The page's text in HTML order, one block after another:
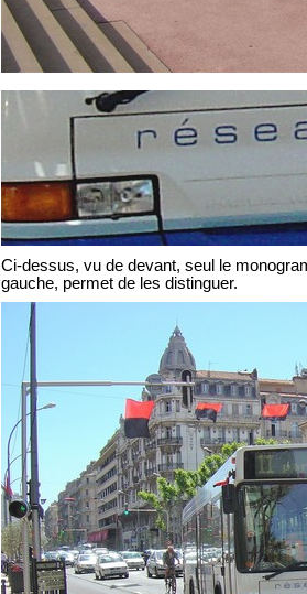
Ci-dessus, vu de devant, seul le
gauche, permet de les distinguer.